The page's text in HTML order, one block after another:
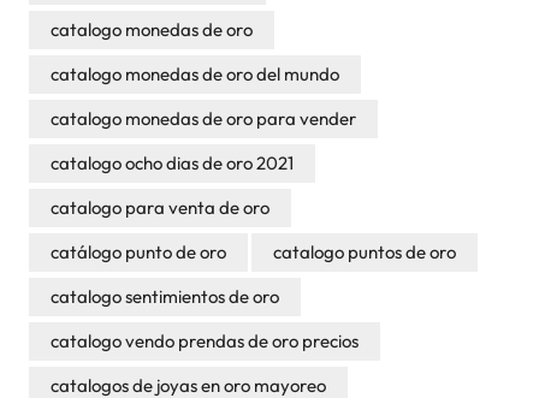
catalogo monedas de oro
catalogo monedas de oro del mundo
catalogo monedas de oro para vender
catalogo ocho dias de oro 2021
catalogo para venta de oro
catálogo punto de oro
catalogo puntos de oro
catalogo sentimientos de oro
catalogo vendo prendas de oro precios
catalogos de joyas en oro mayoreo